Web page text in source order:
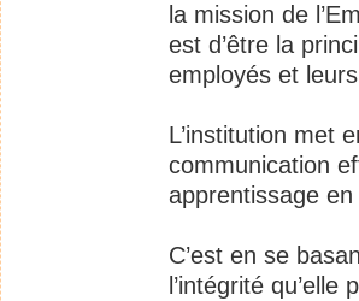
la mission de
est d’être la
employés et
L’institution met
communication
apprentissage en
C’est en se
l’intégrité